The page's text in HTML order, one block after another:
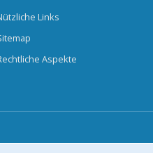
Links
Aspekte